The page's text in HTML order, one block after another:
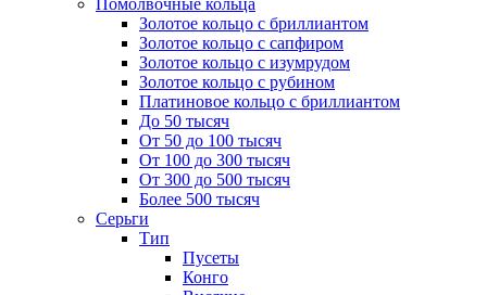
Помолвочные кольца
Золотое кольцо с бриллиантом
Золотое кольцо с сапфиром
Золотое кольцо с изумрудом
Золотое кольцо с рубином
Платиновое кольцо с бриллиантом
До 50 тысяч
От 50 до 100 тысяч
От 100 до 300 тысяч
От 300 до 500 тысяч
Более 500 тысяч
Серьги
Тип
Пусеты
Конго